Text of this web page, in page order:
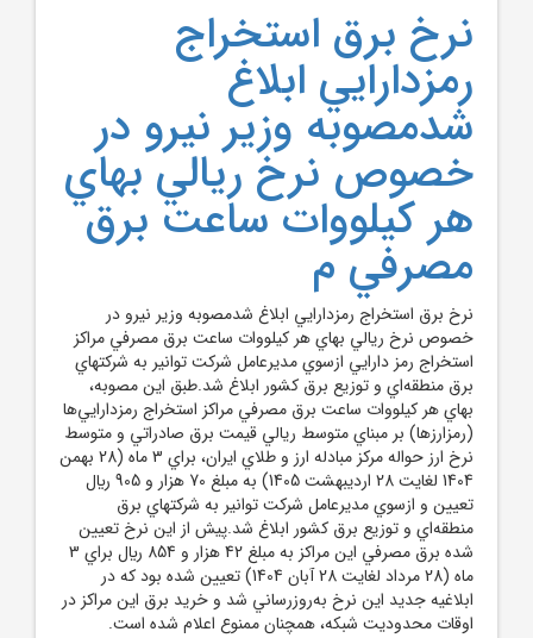
نرخ برق استخراج
رمزدارايي ابلاغ
شدمصوبه وزير نيرو در
خصوص نرخ ريالي بهاي
هر کيلووات ساعت برق
مصرفي م
نرخ برق استخراج رمزدارايي ابلاغ شدمصوبه وزير نيرو در
خصوص نرخ ريالي بهاي هر کيلووات ساعت برق مصرفي مراکز
استخراج رمز دارايي‌ ازسوي مديرعامل شرکت توانير به شرکتهاي
برق منطقه‌اي و توزيع برق کشور ابلاغ شد.طبق اين مصوبه،
بهاي هر کيلووات ساعت برق مصرفي مراکز استخراج رمزدارايي‌ها
(رمزارزها) بر مبناي متوسط ريالي قيمت برق صادراتي و متوسط
نرخ ارز حواله مرکز مبادله ارز و طلاي ايران، براي 3 ماه (28 بهمن
1404 لغايت 28 ارديبهشت 1405) به مبلغ 70 هزار و 905 ريال
تعيين و ازسوي مديرعامل شرکت توانير به شرکتهاي برق
منطقه‌اي و توزيع برق کشور ابلاغ شد.پيش از اين نرخ تعيين
شده برق مصرفي اين مراکز به مبلغ 42 هزار و 854 ريال براي 3
ماه (28 مرداد لغايت 28 آبان 1404) تعيين شده بود که در
ابلاغيه جديد اين نرخ به‌روزرساني شد و خريد برق اين مراکز در
اوقات محدوديت شبکه، همچنان ممنوع اعلام شده است.